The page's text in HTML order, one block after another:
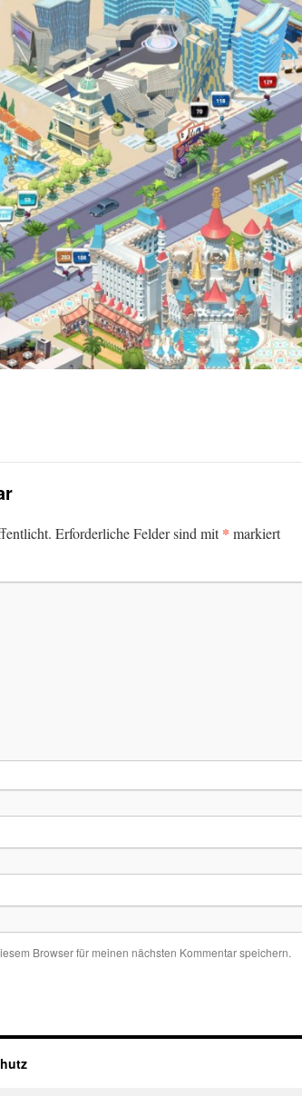
Erforderliche Felder sind mit* markiert
Browser für meinen nächsten Kommentar speichern.